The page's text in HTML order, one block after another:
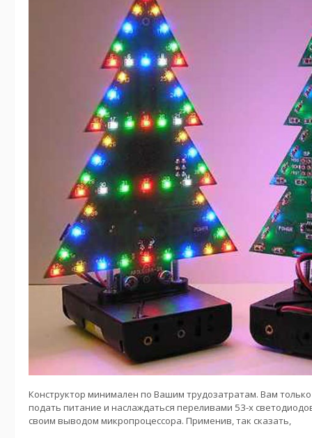
Конструктор минимален по Вашим трудозатратам. Вам
подать питание и наслаждаться переливами 53-х
своим выводом микропроцессора. Применив, так сказать,